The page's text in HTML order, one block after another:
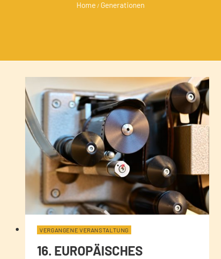
Home / Generationen
VERGANGENE VERANSTALTUNG
16. EUROPÄISCHES